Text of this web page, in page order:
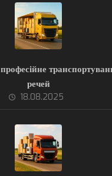
речей
18.08.2025